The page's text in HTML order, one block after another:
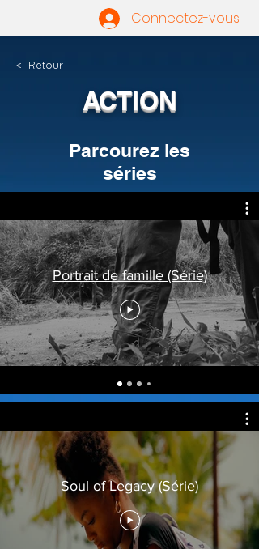
Connectez-vous
< Retour
ACTION
Parcourez les
séries
Portrait de famille (Série)
Soul of Legacy (Série)